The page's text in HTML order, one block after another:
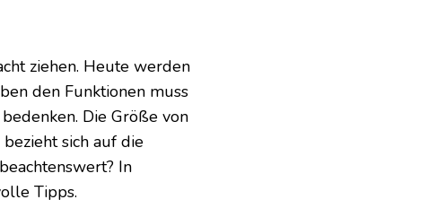
ziehen. Heute werden
den Funktionen muss
Die Größe von
sich auf die
In
Tipps.